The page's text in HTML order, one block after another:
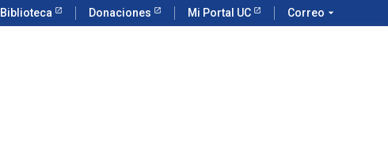
Biblioteca Donaciones Mi Portal UC Correo arrow_drop_down